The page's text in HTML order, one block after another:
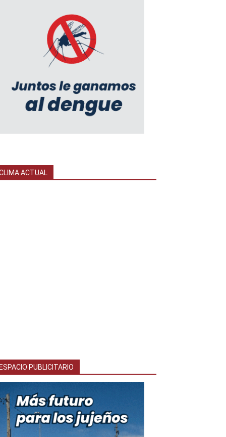
ACTUAL
ESPACIO PUBLICITARIO